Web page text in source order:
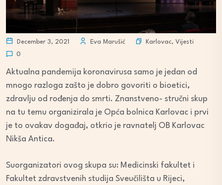
December 3, 2021 Eva Marušić Karlovac, Vijesti
0
Aktualna pandemija koronavirusa samo je jedan od
mnogo razloga zašto je dobro govoriti o bioetici,
zdravlju od rođenja do smrti. Znanstveno- stručni skup
na tu temu organizirala je Opća bolnica Karlovac i prvi
je to ovakav događaj, otkrio je ravnatelj OB Karlovac
Nikša Antica.
Suorganizatori ovog skupa su: Medicinski fakultet i
Fakultet zdravstvenih studija Sveučilišta u Rijeci,